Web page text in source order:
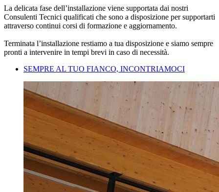
La delicata fase dell’installazione viene supportata dai nostri
Consulenti Tecnici qualificati che sono a disposizione per supportarti
attraverso continui corsi di formazione e aggiornamento.
Terminata l’installazione restiamo a tua disposizione e siamo sempre
pronti a intervenire in tempi brevi in caso di necessità.
SEMPRE AL TUO FIANCO, INCONTRIAMOCI